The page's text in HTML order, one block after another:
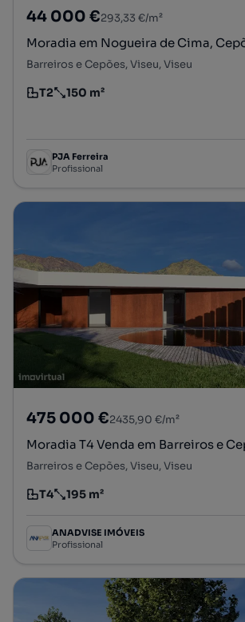
44 000 €293,33 €/m²
Moradia em Nogueira de Cima,
Barreiros e Cepões, Viseu, Viseu
Tipologia
T2
Preço por metro quadrado
150 m²
PJA Ferreira
Profissional
475 000 €2435,90 €/m²
Moradia T4 Venda em Barreiros e
Barreiros e Cepões, Viseu, Viseu
Tipologia
T4
Preço por metro quadrado
195 m²
ANADVISE IMÓVEIS
Profissional